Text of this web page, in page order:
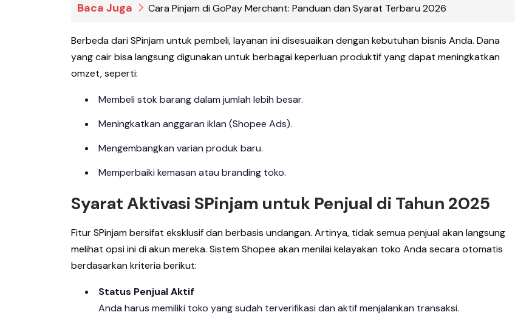
Baca Juga Cara Pinjam di GoPay Merchant: Panduan dan Syarat Terbaru 2026
Berbeda dari SPinjam untuk pembeli, layanan ini disesuaikan dengan kebutuhan bisnis Anda. Dana
yang cair bisa langsung digunakan untuk berbagai keperluan produktif yang dapat meningkatkan
omzet, seperti:
Membeli stok barang dalam jumlah lebih besar.
Meningkatkan anggaran iklan (Shopee Ads).
Mengembangkan varian produk baru.
Memperbaiki kemasan atau branding toko.
Syarat Aktivasi SPinjam untuk Penjual di Tahun 2025
Fitur SPinjam bersifat eksklusif dan berbasis undangan. Artinya, tidak semua penjual akan langsung
melihat opsi ini di akun mereka. Sistem Shopee akan menilai kelayakan toko Anda secara otomatis
berdasarkan kriteria berikut:
Status Penjual Aktif
Anda harus memiliki toko yang sudah terverifikasi dan aktif menjalankan transaksi.